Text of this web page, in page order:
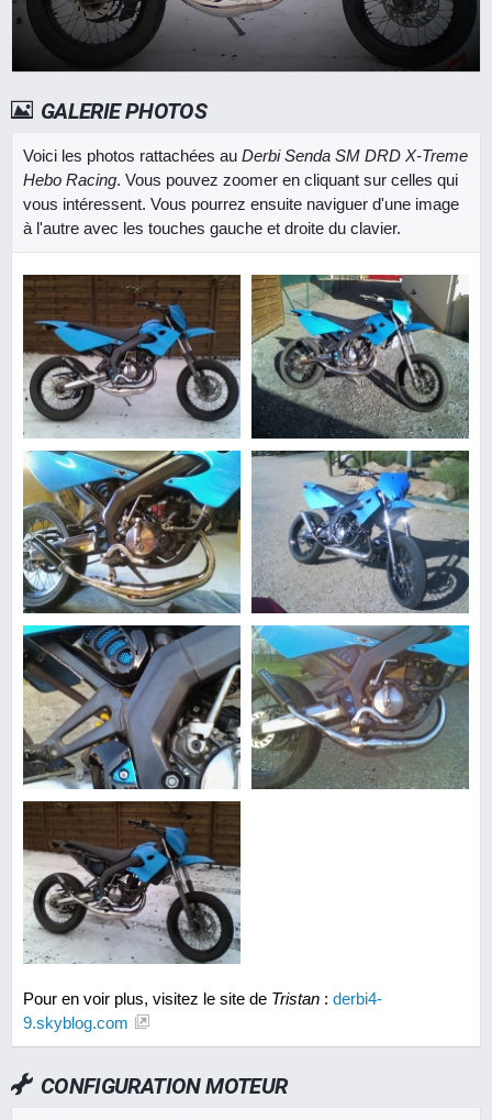
GALERIE PHOTOS
Voici les photos rattachées au Derbi Senda SM DRD X-Treme
Hebo Racing. Vous pouvez zoomer en cliquant sur celles qui
vous intéressent. Vous pourrez ensuite naviguer d'une image
à l'autre avec les touches gauche et droite du clavier.
Pour en voir plus, visitez le site de Tristan : derbi4-
9.skyblog.com
CONFIGURATION MOTEUR